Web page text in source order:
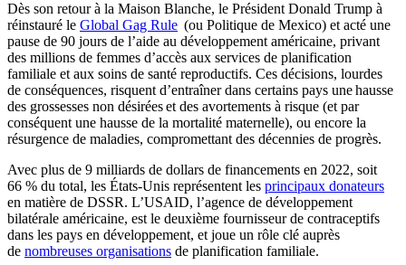
Dès son retour à la Maison Blanche, le Président Donald Trump à
réinstauré le Global Gag Rule (ou Politique de Mexico) et acté une
pause de 90 jours de l’aide au développement américaine, privant
des millions de femmes d’accès aux services de planification
familiale et aux soins de santé reproductifs. Ces décisions, lourdes
de conséquences, risquent d’entraîner dans certains pays une hausse
des grossesses non désirées et des avortements à risque (et par
conséquent une hausse de la mortalité maternelle), ou encore la
résurgence de maladies, compromettant des décennies de progrès.
Avec plus de 9 milliards de dollars de financements en 2022, soit
66 % du total, les États-Unis représentent les principaux donateurs
en matière de DSSR. L’USAID, l’agence de développement
bilatérale américaine, est le deuxième fournisseur de contraceptifs
dans les pays en développement, et joue un rôle clé auprès
de nombreuses organisations de planification familiale.